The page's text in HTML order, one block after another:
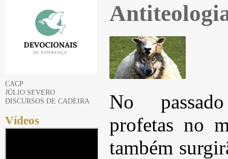
CACP
JÚLIO SEVERO
DISCURSOS DE CADEIRA
Vídeos
No
profetas no
também